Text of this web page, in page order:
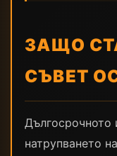
ЗАЩО
СЪВЕТ
Дългосрочното
натрупването